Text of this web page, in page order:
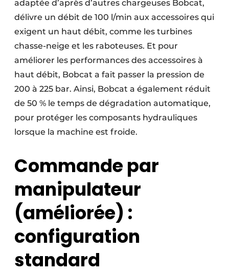
adaptée d’après d’autres chargeuses Bobcat,
délivre un débit de 100 l/min aux accessoires qui
exigent un haut débit, comme les turbines
chasse-neige et les raboteuses. Et pour
améliorer les performances des accessoires à
haut débit, Bobcat a fait passer la pression de
200 à 225 bar. Ainsi, Bobcat a également réduit
de 50 % le temps de dégradation automatique,
pour protéger les composants hydrauliques
lorsque la machine est froide.
Commande par
manipulateur
(améliorée) :
configuration
standard